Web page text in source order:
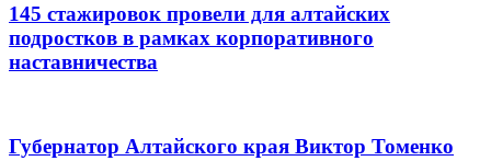
145 стажировок провели для алтайских
подростков в рамках корпоративного
наставничества
Губернатор Алтайского края Виктор Томенко